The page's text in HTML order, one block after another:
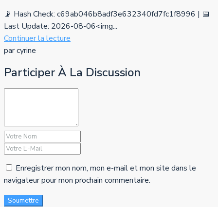
📡 Hash Check: c69ab046b8adf3e632340fd7fc1f8996 | 📅
Last Update: 2026-08-06<img...
Continuer la lecture
par cyrine
Participer À La Discussion
Enregistrer mon nom, mon e-mail et mon site dans le
navigateur pour mon prochain commentaire.
Soumettre